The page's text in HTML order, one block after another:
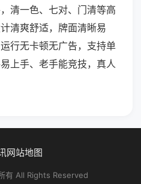
清一色、七对、门清等高
清爽舒适，牌面清晰易
行无卡顿无广告，支持单
上手、老手能竞技，真人
网站地图
有 All Rights Reserved